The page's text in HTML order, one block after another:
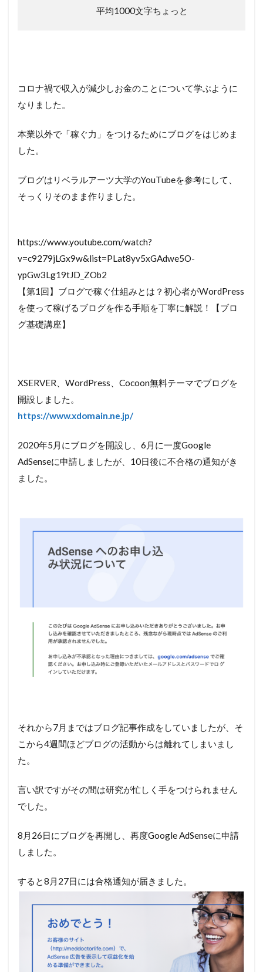
平均1000文字ちょっと
コロナ禍で収入が減少しお金のことについて学ぶように
なりました。
本業以外で「稼ぐ力」をつけるためにブログをはじめま
した。
ブログはリベラルアーツ大学のYouTubeを参考にして、
そっくりそのまま作りました。
https://www.youtube.com/watch?
v=c9279jLGx9w&list=PLat8yv5xGAdwe5O-
ypGw3Lg19tJD_ZOb2
【第1回】ブログで稼ぐ仕組みとは？初心者がWordPress
を使って稼げるブログを作る手順を丁寧に解説！【ブロ
グ基礎講座】
XSERVER、WordPress、Cocoon無料テーマでブログを
開設しました。
https://www.xdomain.ne.jp/
2020年5月にブログを開設し、6月に一度Google
AdSenseに申請しましたが、10日後に不合格の通知がき
ました。
それから7月まではブログ記事作成をしていましたが、そ
こから4週間ほどブログの活動からは離れてしまいまし
た。
言い訳ですがその間は研究が忙しく手をつけられません
でした。
8月26日にブログを再開し、再度Google AdSenseに申請
しました。
すると8月27日には合格通知が届きました。